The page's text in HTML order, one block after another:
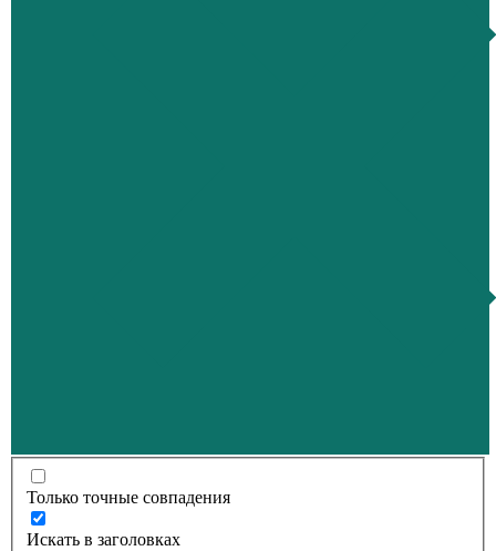
Только точные совпадения
Искать в заголовках